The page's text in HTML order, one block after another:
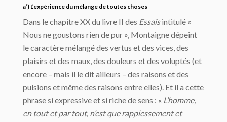
a’) L’expérience du mélange de toutes choses
Dans le chapitre XX du livre II des Essaisintitulé «
Nous ne goustons rien de pur », Montaigne dépeint
le caractère mélangé des vertus et des vices, des
plaisirs et des maux, des douleurs et des voluptés (et
encore – mais il le dit ailleurs – des raisons et des
pulsions et même des raisons entre elles). Et il a cette
phrase si expressive et si riche de sens : « L’homme,
en tout et par tout, n’est que rappiessement et